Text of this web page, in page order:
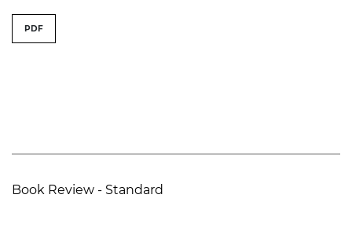
PDF
Book Review - Standard